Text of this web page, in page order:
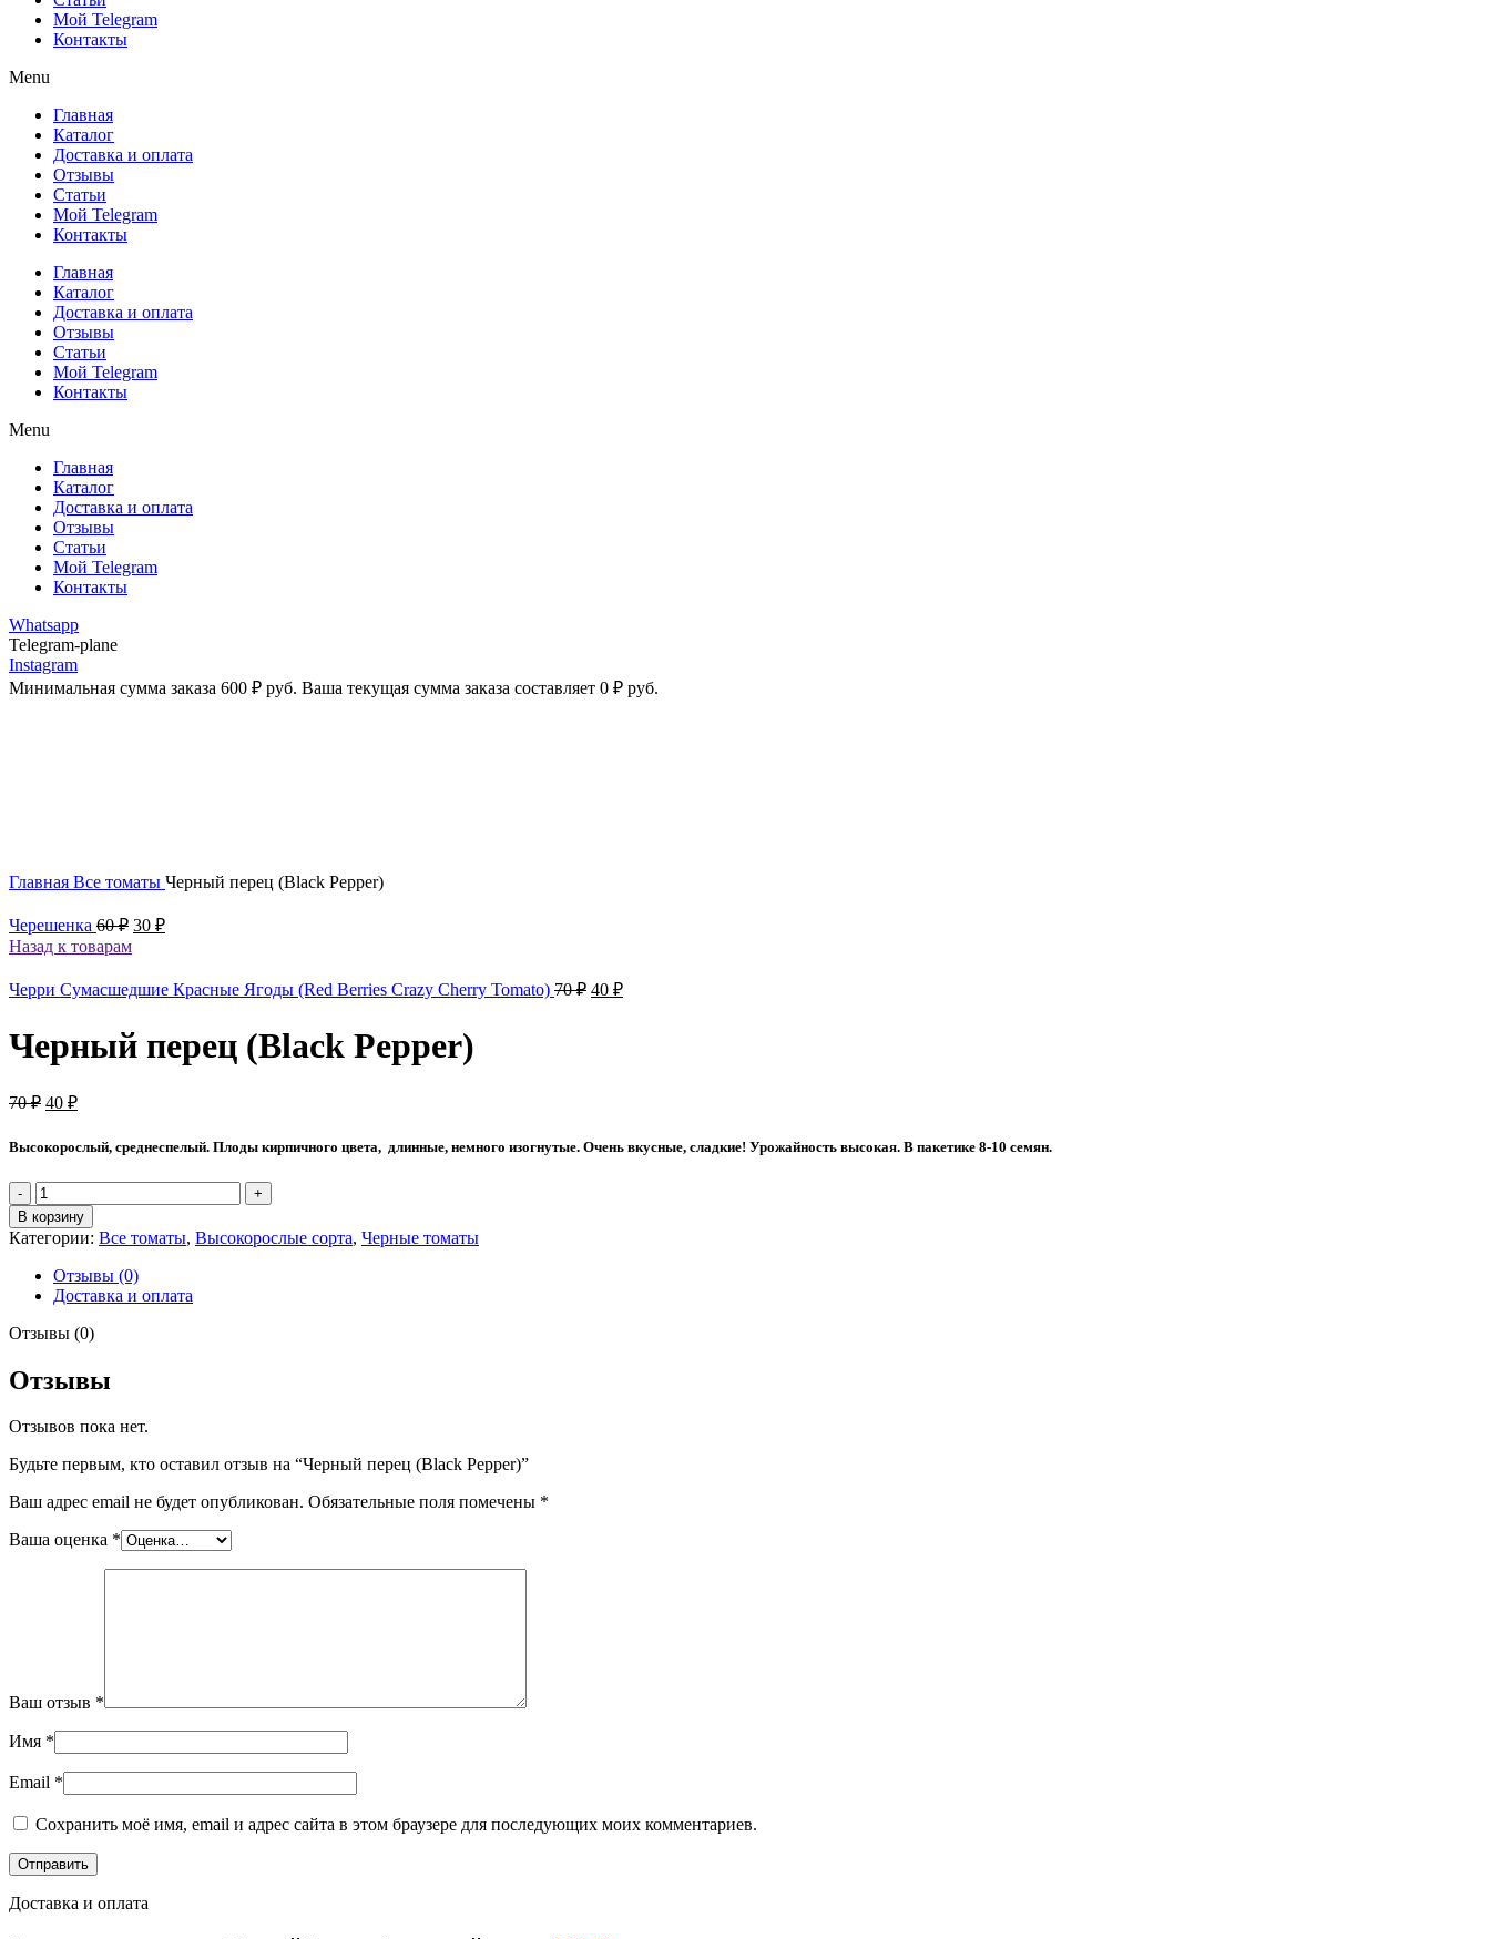
Мой Telegram
Контакты
Menu
Главная
Каталог
Доставка и оплата
Отзывы
Статьи
Мой Telegram
Контакты
Главная
Каталог
Доставка и оплата
Отзывы
Статьи
Мой Telegram
Контакты
Menu
Главная
Каталог
Доставка и оплата
Отзывы
Статьи
Мой Telegram
Контакты
Whatsapp
Telegram-plane
Instagram
Минимальная сумма заказа 600 ₽ руб. Ваша текущая сумма заказа составляет 0 ₽ руб.
Главная Все томаты Черный перец (Black Pepper)
Черешенка 60₽ Первоначальная
60 ₽.
30 ₽Текущая
Назад к товарам
Черри Сумасшедшие Красные Ягоды (Red Berries Crazy Cherry Tomato) 70₽ Первоначальная
40 ₽Текущая
Черный перец (Black Pepper)
70₽ Первоначальная
составляла
70 ₽.
40 ₽Текущая
40 ₽.
Высокорослый, среднеспелый. Плоды кирпичного цвета, длинные, немного изогнутые. Очень вкусные, сладкие! Урожайность высокая. В пакетике 8-10 семян.
Количество
товара
Черный
перец
(Black
Pepper)
В корзину
Категории: Все томаты, Высокорослые сорта, Черные томаты
Отзывы (0)
Доставка и оплата
Отзывы (0)
Отзывы
Отзывов пока нет.
Будьте первым, кто оставил отзыв на “Черный перец (Black Pepper)”
Ваш адрес email не будет опубликован. Обязательные поля помечены *
Ваша оценка *
Ваш отзыв *
Имя *
Email *
Сохранить моё имя, email и адрес сайта в этом браузере для последующих моих комментариев.
Доставка и оплата